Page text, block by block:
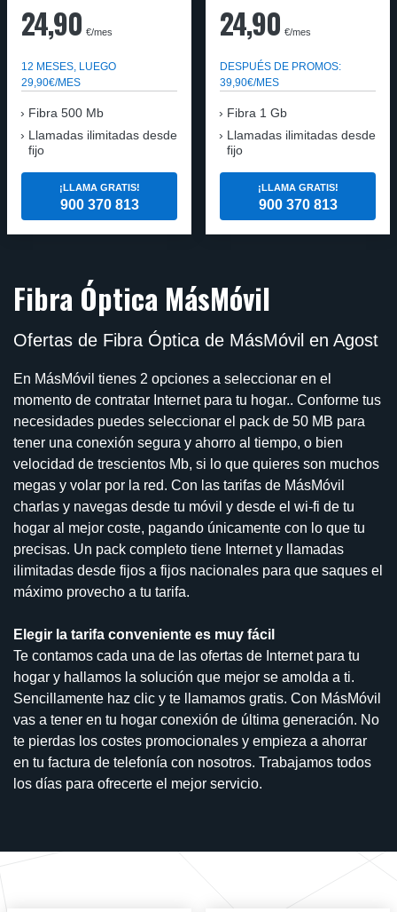
24,90 €/mes
12 MESES, LUEGO
29,90€/MES
Fibra 500 Mb
Llamadas ilimitadas desde
fijo
¡LLAMA GRATIS!
900 370 813
24,90 €/mes
DESPUÉS DE PROMOS:
39,90€/MES
Fibra 1 Gb
Llamadas ilimitadas desde
fijo
¡LLAMA GRATIS!
900 370 813
Fibra Óptica MásMóvil
Ofertas de Fibra Óptica de MásMóvil en Agost
En MásMóvil tienes 2 opciones a seleccionar en el
momento de contratar Internet para tu hogar.. Conforme tus
necesidades puedes seleccionar el pack de 50 MB para
tener una conexión segura y ahorro al tiempo, o bien
velocidad de trescientos Mb, si lo que quieres son muchos
megas y volar por la red. Con las tarifas de MásMóvil
charlas y navegas desde tu móvil y desde el wi-fi de tu
hogar al mejor coste, pagando únicamente con lo que tu
precisas. Un pack completo tiene Internet y llamadas
ilimitadas desde fijos a fijos nacionales para que saques el
máximo provecho a tu tarifa.
Elegir la tarifa conveniente es muy fácil
Te contamos cada una de las ofertas de Internet para tu
hogar y hallamos la solución que mejor se amolda a ti.
Sencillamente haz clic y te llamamos gratis. Con MásMóvil
vas a tener en tu hogar conexión de última generación. No
te pierdas los costes promocionales y empieza a ahorrar
en tu factura de telefonía con nosotros. Trabajamos todos
los días para ofrecerte el mejor servicio.